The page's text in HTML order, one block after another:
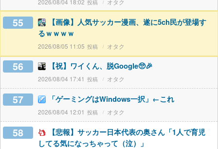
2026/08/04 18:02 オタク
55
【画像】人気サッカー漫画、遂に5ch民が登場す
るｗｗｗｗ
2026/08/05 11:05 オタク
56 【祝】ワイくん、脱Google🥺🎉
2026/08/04 17:41 オタク
57 「ゲーミングはWindows一択」←これ
2026/08/04 12:01 オタク
58
【悲報】サッカー日本代表の奥さん「1人で育児
してる気になっちゃって（泣）」